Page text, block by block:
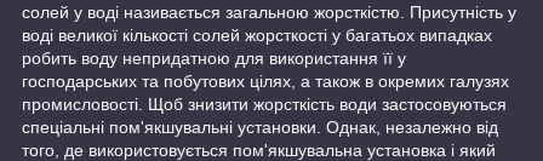
солей у воді називається загальною жорсткістю. Присутність у
воді великої кількості солей жорсткості у багатьох випадках
робить воду непридатною для використання її у
господарських та побутових цілях, а також в окремих галузях
промисловості. Щоб знизити жорсткість води застосовуються
спеціальні пом'якшувальні установки. Однак, незалежно від
того, де використовується пом'якшувальна установка і який